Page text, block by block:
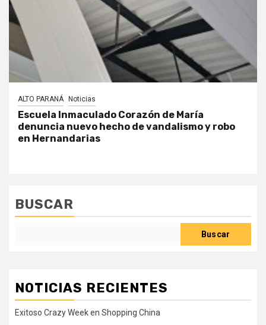
ALTO PARANÁ Noticias
Escuela Inmaculado Corazón de María
denuncia nuevo hecho de vandalismo y robo
en Hernandarias
BUSCAR
Buscar
NOTICIAS RECIENTES
Exitoso Crazy Week en Shopping China